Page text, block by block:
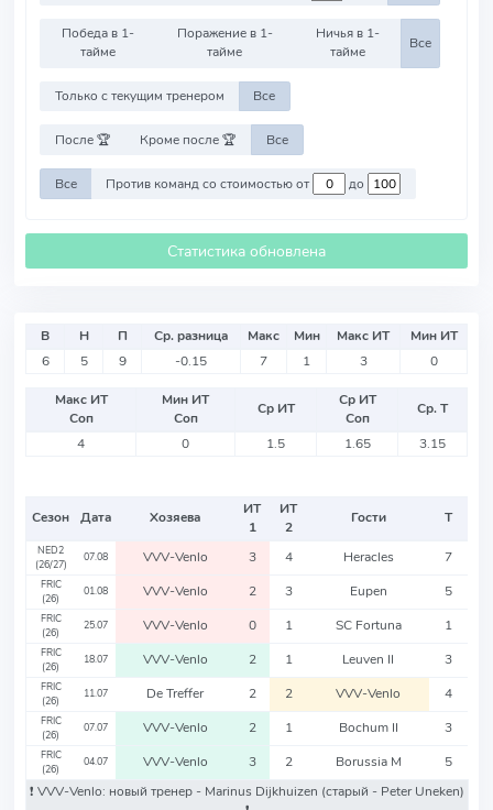
Победа в 1-
тайме
Поражение в 1-
тайме
Ничья в 1-
тайме
Все
Только с текущим тренером Все
После 🏆 Кроме после 🏆 Все
Все Против команд со стоимостью от до
Статистика обновлена
В Н П Ср. разница Макс Мин Макс ИТ
Мин ИТ
6
5 9 -0.15 7 1 3 0
Макс ИТ
Соп
Мин ИТ
Соп
Ср ИТ
Ср ИТ
Соп
Ср. Т
4
0 1.5 1.65 3.15
Сезон Дата Хозяева
ИТ
1
ИТ
2
Гости Т
NED2
(26/27)
07.08 VVV-Venlo 3 4 Heracles 7
FRIC
(26)
01.08 VVV-Venlo 2 3 Eupen 5
FRIC
(26)
25.07 VVV-Venlo 0 1 SC Fortuna 1
FRIC
(26)
18.07 VVV-Venlo 2 1 Leuven II 3
FRIC
(26)
11.07 De Treffer 2 2 VVV-Venlo 4
FRIC
(26)
07.07 VVV-Venlo 2 1 Bochum II 3
FRIC
(26)
04.07 VVV-Venlo 3 2 Borussia M
5
❗️ VVV-Venlo: новый тренер - Marinus Dijkhuizen (старый - Peter Uneken)